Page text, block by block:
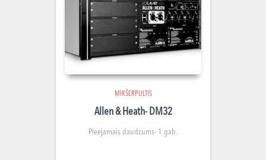
MIKŠERPULTIS
Allen & Heath- DM32
Pieejamais daudzums- 1 gab.